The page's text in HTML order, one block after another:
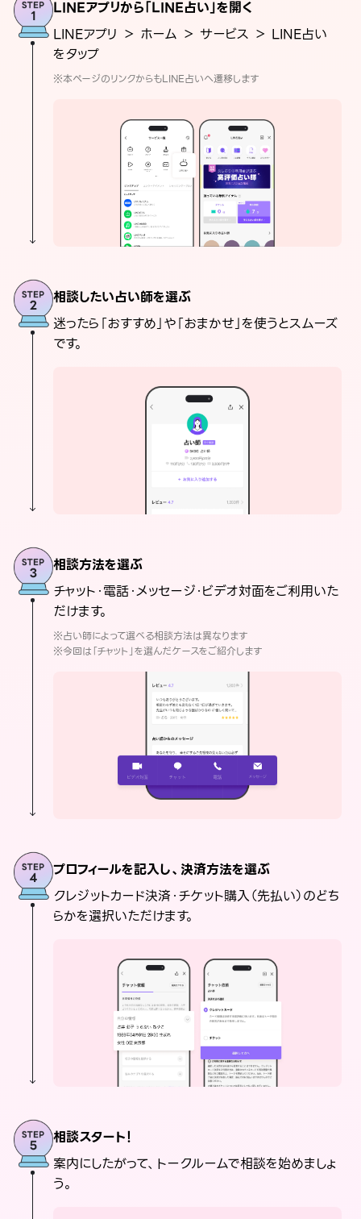
LINEアプリから「LINE占い」を開く
LINEアプリ ＞ ホーム ＞ サービス ＞ LINE占い
をタップ
※本ページのリンクからもLINE占いへ遷移します
相談したい占い師を選ぶ
迷ったら「おすすめ」や「おまかせ」を使うとスムーズ
です。
相談方法を選ぶ
チャット・電話・メッセージ・ビデオ対面をご利用いた
だけます。
※占い師によって選べる相談方法は異なります
※今回は「チャット」を選んだケースをご紹介します
プロフィールを記入し、決済方法を選ぶ
クレジットカード決済・チケット購入（先払い）のどち
らかを選択いただけます。
相談スタート！
案内にしたがって、トークルームで相談を始めましょ
う。